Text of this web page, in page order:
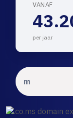
VANAF
per jaar